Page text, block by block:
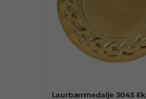
Laurbærmedalje 3045